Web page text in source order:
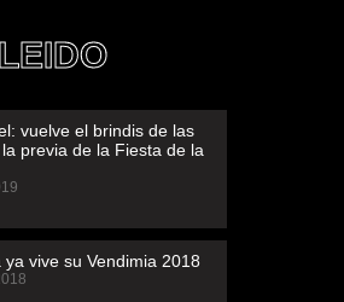
vuelve el brindis de las
previa de la Fiesta de la
ya vive su Vendimia 2018